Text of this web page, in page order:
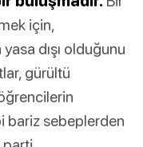
için,
dışı olduğunu
gürültü
bariz sebeplerden